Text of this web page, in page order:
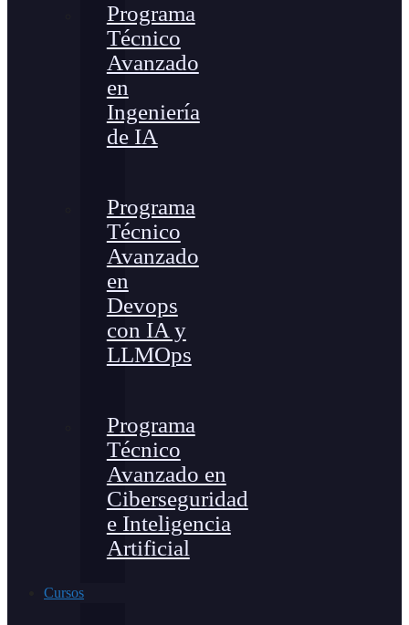
Programa
Técnico
Avanzado
en
Ingeniería
de IA
Programa
Técnico
Avanzado
en
Devops
con IA y
LLMOps
Programa
Técnico
Avanzado en
Ciberseguridad
e Inteligencia
Artificial
Cursos